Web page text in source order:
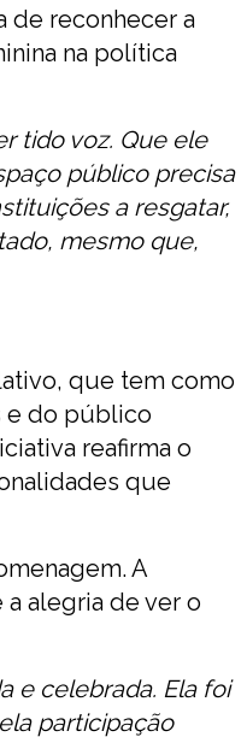
de reconhecer a
na política
tido voz. Que ele
público precisa
a resgatar,
mesmo que,
que tem como
e do público
reafirma o
que
A
alegria de ver o
e celebrada. Ela foi
participação